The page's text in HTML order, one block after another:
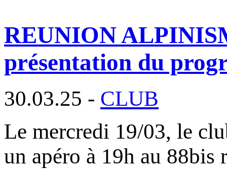
REUNION
présentation du
30.03.25 - CLUB
Le mercredi 19/03, le
un apéro à 19h au 88bis